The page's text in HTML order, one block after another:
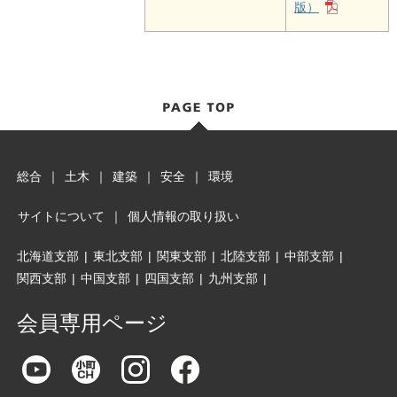
版）
総合 ｜ 土木 ｜ 建築 ｜ 安全 ｜ 環境
サイトについて ｜ 個人情報の取り扱い
北海道支部 | 東北支部 | 関東支部 | 北陸支部 | 中部支部 |
関西支部 | 中国支部 | 四国支部 | 九州支部 |
会員専用ページ